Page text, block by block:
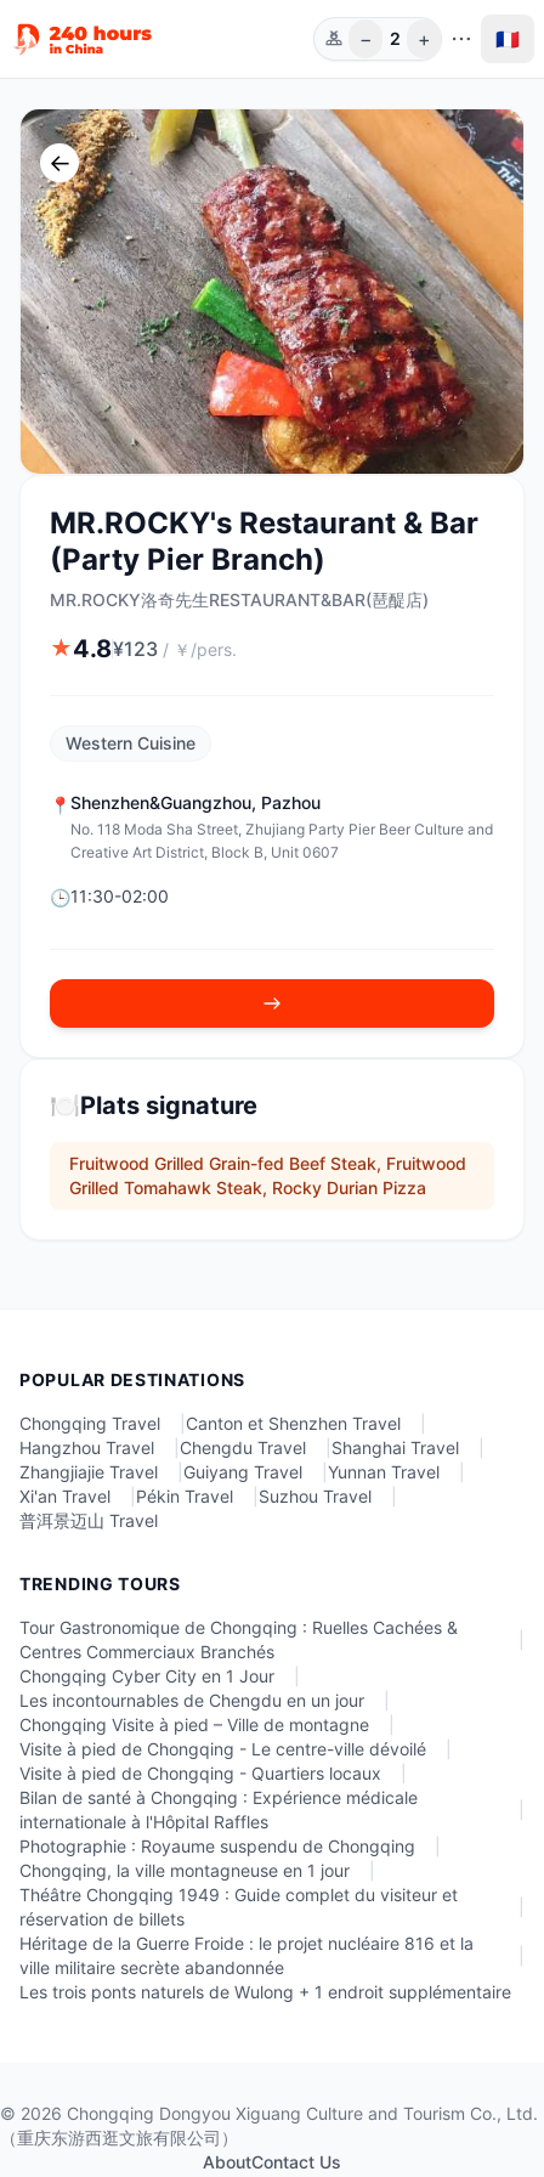
Pers.
− 2 + 🇫🇷
←
MR.ROCKY's Restaurant & Bar
(Party Pier Branch)
MR.ROCKY洛奇先生RESTAURANT&BAR(琶醍店)
★4.8¥123 / ￥/pers.
Western Cuisine
📍 Shenzhen&Guangzhou, Pazhou
No. 118 Moda Sha Street, Zhujiang Party Pier Beer Culture and
Creative Art District, Block B, Unit 0607
🕒11:30-02:00
🍽️Plats signature
Fruitwood Grilled Grain-fed Beef Steak, Fruitwood
Grilled Tomahawk Steak, Rocky Durian Pizza
POPULAR DESTINATIONS
Chongqing Travel Canton et Shenzhen Travel
Hangzhou Travel
Chengdu Travel Shanghai Travel
Zhangjiajie Travel
Guiyang Travel Yunnan Travel
Xi'an Travel
Pékin Travel Suzhou Travel
普洱景迈山 Travel
TRENDING TOURS
Tour Gastronomique de Chongqing : Ruelles Cachées &
Centres Commerciaux Branchés
Chongqing Cyber City en 1 Jour
Les incontournables de Chengdu en un jour
Chongqing Visite à pied – Ville de montagne
Visite à pied de Chongqing - Le centre-ville dévoilé
Visite à pied de Chongqing - Quartiers locaux
Bilan de santé à Chongqing : Expérience médicale
internationale à l'Hôpital Raffles
Photographie : Royaume suspendu de Chongqing
Chongqing, la ville montagneuse en 1 jour
Théâtre Chongqing 1949 : Guide complet du visiteur et
réservation de billets
Héritage de la Guerre Froide : le projet nucléaire 816 et la
ville militaire secrète abandonnée
Les trois ponts naturels de Wulong + 1 endroit supplémentaire
© 2026 Chongqing Dongyou Xiguang Culture and Tourism Co., Ltd.
（重庆东游西逛文旅有限公司）
AboutContact Us